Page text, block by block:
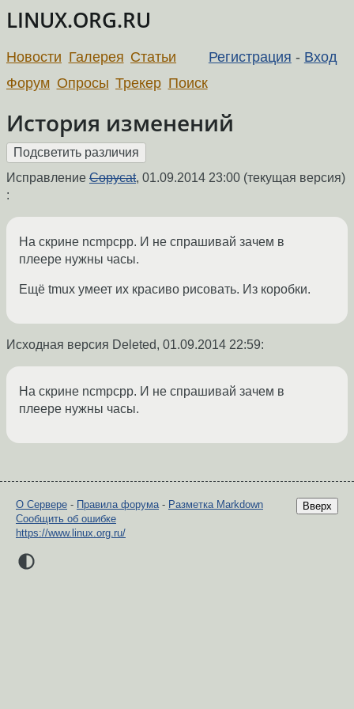
LINUX.ORG.RU
Регистрация - Вход
Новости Галерея Статьи
Форум Опросы Трекер Поиск
История изменений
Исправление Copycat, 01.09.2014 23:00 (текущая версия)
:
На скрине ncmpcpp. И не спрашивай зачем в
плеере нужны часы.
Ещё tmux умеет их красиво рисовать. Из коробки.
Исходная версия Deleted, 01.09.2014 22:59:
На скрине ncmpcpp. И не спрашивай зачем в
плеере нужны часы.
Вверх
О Сервере - Правила форума- Разметка Markdown
Сообщить об ошибке
https://www.linux.org.ru/